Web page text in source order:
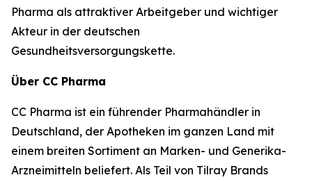
Pharma als attraktiver Arbeitgeber und wichtiger
Akteur in der deutschen
Gesundheitsversorgungskette.
Über CC Pharma
CC Pharma ist ein führender Pharmahändler in
Deutschland, der Apotheken im ganzen Land mit
einem breiten Sortiment an Marken- und Generika-
Arzneimitteln beliefert. Als Teil von Tilray Brands